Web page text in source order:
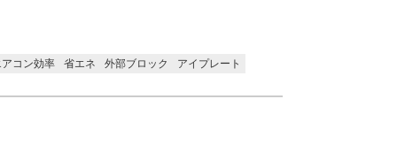
コン効率 省エネ 外部ブロック アイプレート